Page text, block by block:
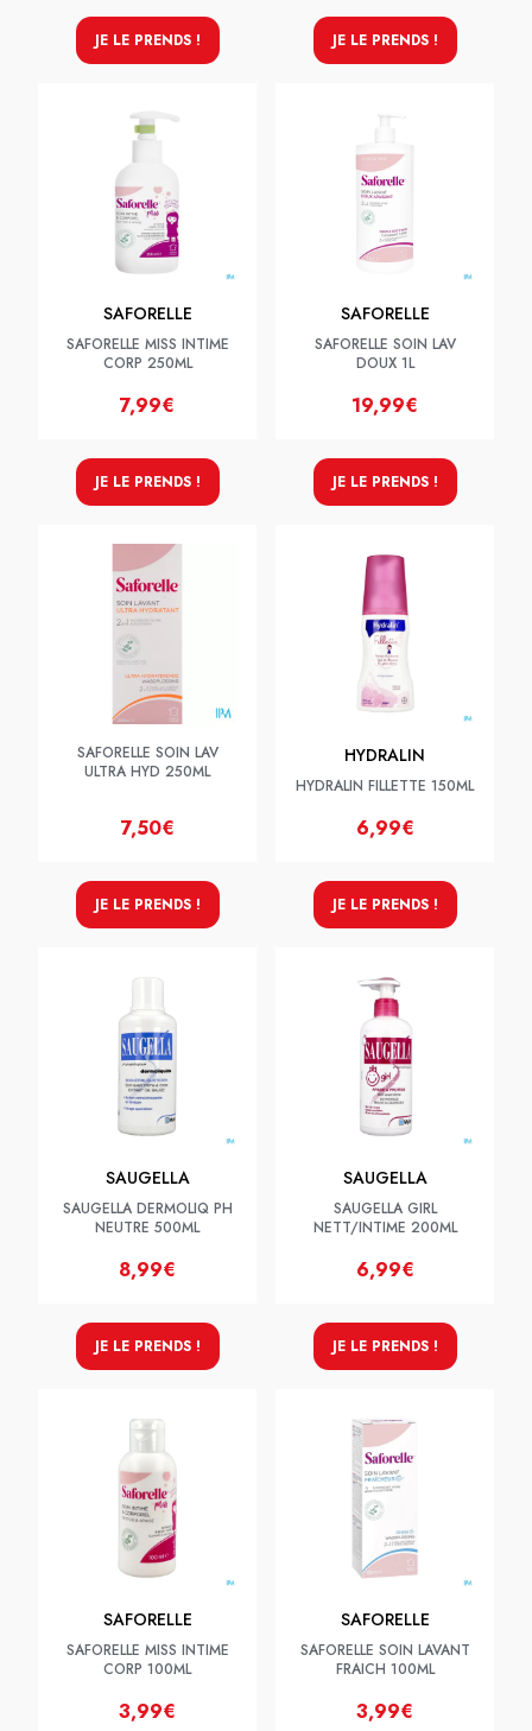
JE LE PRENDS ! JE LE PRENDS !
SAFORELLE
SAFORELLE MISS INTIME
CORP 250ML
7,99€
JE LE PRENDS !
SAFORELLE
SAFORELLE SOIN LAV
DOUX 1L
19,99€
JE LE PRENDS !
SAFORELLE SOIN LAV
ULTRA HYD 250ML
7,50€
JE LE PRENDS !
HYDRALIN
HYDRALIN FILLETTE 150ML
6,99€
JE LE PRENDS !
SAUGELLA
SAUGELLA DERMOLIQ PH
NEUTRE 500ML
8,99€
JE LE PRENDS !
SAUGELLA
SAUGELLA GIRL
NETT/INTIME 200ML
6,99€
JE LE PRENDS !
SAFORELLE
SAFORELLE MISS INTIME
CORP 100ML
3,99€
SAFORELLE
SAFORELLE SOIN LAVANT
FRAICH 100ML
3,99€